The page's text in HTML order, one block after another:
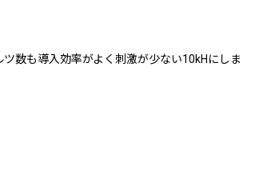
数も導入効率がよく刺激が少ない10kHにしま